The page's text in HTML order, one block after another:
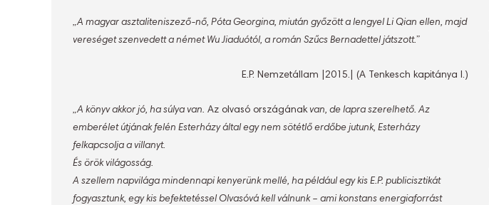
„A magyar asztaliteniszező-nő, Póta Georgina, miután győzött a lengyel Li Qian ellen, majd
vereséget szenvedett a német Wu Jiaduótól, a román Szűcs Bernadettel játszott.”
E.P. Nemzetállam |2015.| (A Tenkesch kapitánya I.)
„A könyv akkor jó, ha súlya van. Az olvasó országánakvan, de lapra szerelhető. Az
emberélet útjának felén Esterházy által egy nem sötétlő erdőbe jutunk, Esterházy
felkapcsolja a villanyt.
És örök világosság.
A szellem napvilága mindennapi kenyerünk mellé, ha például egy kis E.P. publicisztikát
fogyasztunk, egy kis befektetéssel Olvasóvá kell válnunk – ami konstans energiaforrást